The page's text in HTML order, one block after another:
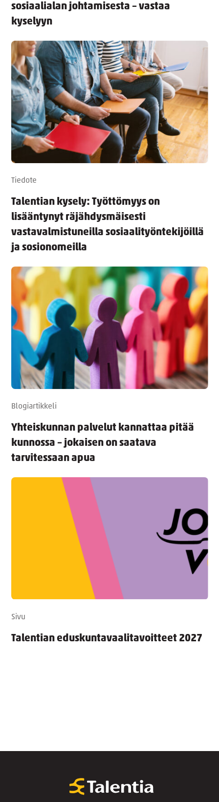
sosiaalialan johtamisesta – vastaa
kyselyyn
Tiedote
Talentian kysely: Työttömyys on
lisääntynyt räjähdysmäisesti
vastavalmistuneilla sosiaalityöntekijöillä
ja sosionomeilla
Blogiartikkeli
Yhteiskunnan palvelut kannattaa pitää
kunnossa – jokaisen on saatava
tarvitessaan apua
Sivu
Talentian eduskuntavaalitavoitteet 2027